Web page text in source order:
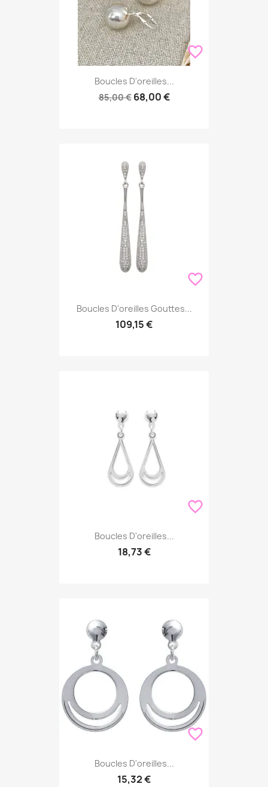
favorite_border
Boucles D'oreilles...
85,00 € 68,00 €
favorite_border
Boucles D'oreilles Gouttes...
109,15 €
favorite_border
Boucles D'oreilles...
18,73 €
favorite_border
Boucles D'oreilles...
15,32 €